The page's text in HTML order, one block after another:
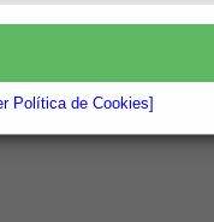
Política de Cookies]